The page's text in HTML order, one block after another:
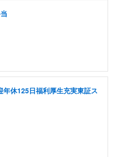
休125日福利厚生充実東証ス